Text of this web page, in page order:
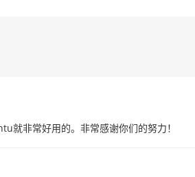
就非常好用的。非常感谢你们的努力！